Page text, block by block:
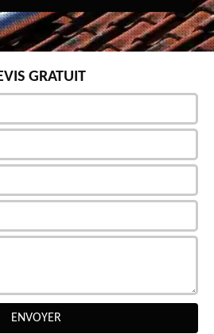
GRATUIT